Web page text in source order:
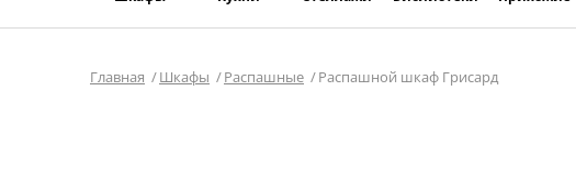
Главная Шкафы Распашные Распашной шкаф Грисард